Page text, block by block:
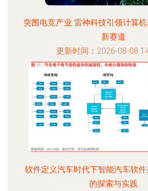
突围电竞产业 雷神科技引领计算
新赛道
更新时间：2026-08-08
软件定义汽车时代下智能汽车软
的探索与实践